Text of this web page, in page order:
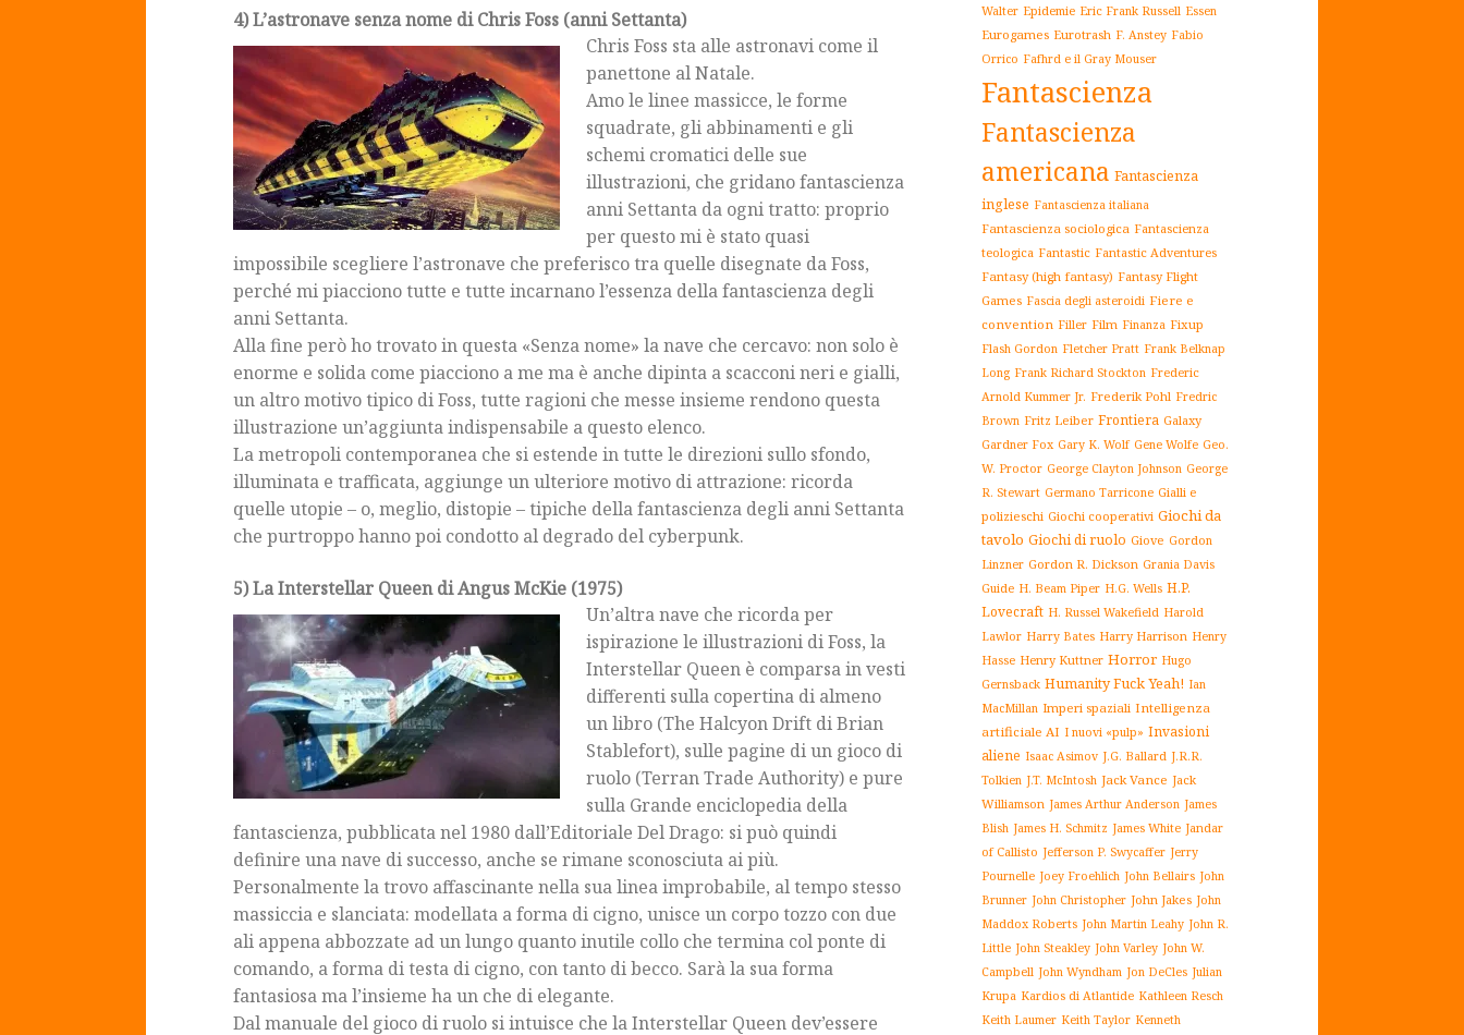
4) L’astronave senza nome di Chris Foss (anni Settanta)
Chris Foss sta alle astronavi come il
panettone al Natale.
Amo le linee massicce, le forme
squadrate, gli abbinamenti e gli
schemi cromatici delle sue
illustrazioni, che gridano fantascienza
anni Settanta da ogni tratto: proprio
per questo mi è stato quasi
impossibile scegliere l’astronave che preferisco tra quelle disegnate da Foss,
perché mi piacciono tutte e tutte incarnano l’essenza della fantascienza degli
anni Settanta.
Alla fine però ho trovato in questa «Senza nome» la nave che cercavo: non solo è
enorme e solida come piacciono a me ma è anche dipinta a scacconi neri e gialli,
un altro motivo tipico di Foss, tutte ragioni che messe insieme rendono questa
illustrazione un’aggiunta indispensabile a questo elenco.
La metropoli contemporanea che si estende in tutte le direzioni sullo sfondo,
illuminata e trafficata, aggiunge un ulteriore motivo di attrazione: ricorda
quelle utopie – o, meglio, distopie – tipiche della fantascienza degli anni Settanta
che purtroppo hanno poi condotto al degrado del cyberpunk.
5) La Interstellar Queen di Angus McKie (1975)
Un’altra nave che ricorda per
ispirazione le illustrazioni di Foss, la
Interstellar Queen è comparsa in vesti
differenti sulla copertina di almeno
un libro (The Halcyon Drift di Brian
Stablefort), sulle pagine di un gioco di
ruolo (Terran Trade Authority) e pure
sulla Grande enciclopedia della
fantascienza, pubblicata nel 1980 dall’Editoriale Del Drago: si può quindi
definire una nave di successo, anche se rimane sconosciuta ai più.
Personalmente la trovo affascinante nella sua linea improbabile, al tempo stesso
massiccia e slanciata: modellata a forma di cigno, unisce un corpo tozzo con due
ali appena abbozzate ad un lungo quanto inutile collo che termina col ponte di
comando, a forma di testa di cigno, con tanto di becco. Sarà la sua forma
fantasiosa ma l’insieme ha un che di elegante.
Dal manuale del gioco di ruolo si intuisce che la Interstellar Queen dev’essere
Walter Epidemie Eric Frank Russell Essen
Eurogames Eurotrash F. Anstey Fabio
Orrico Fafhrd e il Gray Mouser
Fantascienza
Fantascienza
americana Fantascienza
inglese Fantascienza italiana
Fantascienza sociologica Fantascienza
teologica Fantastic Fantastic Adventures
Fantasy (high fantasy) Fantasy Flight
Games Fascia degli asteroidi Fiere e
convention Filler Film Finanza Fixup
Flash Gordon Fletcher Pratt Frank Belknap
Long Frank Richard Stockton Frederic
Arnold Kummer Jr. Frederik Pohl Fredric
Brown Fritz Leiber Frontiera Galaxy
Gardner Fox Gary K. Wolf Gene Wolfe Geo.
W. Proctor George Clayton Johnson George
R. Stewart Germano Tarricone Gialli e
polizieschi Giochi cooperativi Giochi da
tavolo Giochi di ruolo Giove Gordon
Linzner Gordon R. Dickson Grania Davis
Guide H. Beam Piper H.G. Wells H.P.
Lovecraft H. Russel Wakefield Harold
Lawlor Harry Bates Harry Harrison Henry
Hasse Henry Kuttner Horror Hugo
Gernsback Humanity Fuck Yeah! Ian
MacMillan Imperi spaziali Intelligenza
artificiale AI I nuovi «pulp» Invasioni
aliene Isaac Asimov J.G. Ballard J.R.R.
Tolkien J.T. McIntosh Jack Vance Jack
Williamson James Arthur Anderson James
Blish James H. Schmitz James White Jandar
of Callisto Jefferson P. Swycaffer Jerry
Pournelle Joey Froehlich John Bellairs John
Brunner John Christopher John Jakes John
Maddox Roberts John Martin Leahy John R.
Little John Steakley John Varley John W.
Campbell John Wyndham Jon DeCles Julian
Krupa Kardios di Atlantide Kathleen Resch
Keith Laumer Keith Taylor Kenneth